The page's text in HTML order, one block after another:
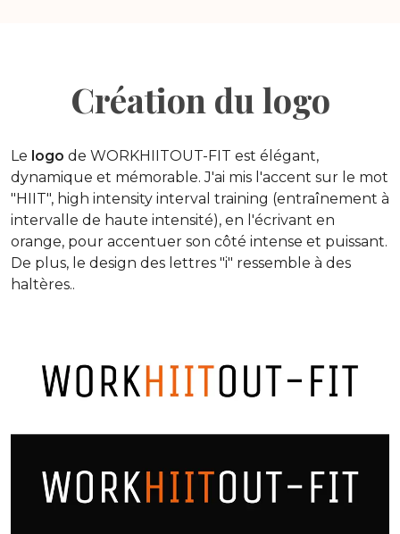
Création du logo
Le logo de WORKHIITOUT-FIT est élégant,
dynamique et mémorable. J'ai mis l'accent sur le mot
"HIIT", high intensity interval training (entraînement à
intervalle de haute intensité), en l'écrivant en
orange, pour accentuer son côté intense et puissant.
De plus, le design des lettres "i" ressemble à des
haltères..